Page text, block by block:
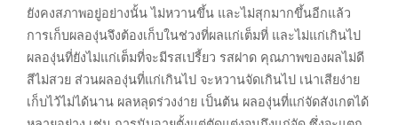
ยังคงสภาพอยู่อย่างนั้น ไม่หวานขึ้น และไม่สุกมากขึ้นอีกแล้ว
การเก็บผลองุ่นจึงต้องเก็บในช่วงที่ผลแก่เต็มที่ และไม่แก่เกินไป
ผลองุ่นที่ยังไม่แก่เต็มที่จะมีรสเปรี้ยว รสฝาด คุณภาพของผลไม่ดี
สีไม่สวย ส่วนผลองุ่นที่แก่เกินไป จะหวานจัดเกินไป เน่าเสียง่าย
เก็บไว้ไม่ได้นาน ผลหลุดร่วงง่าย เป็นต้น ผลองุ่นที่แก่จัดสังเกตได้